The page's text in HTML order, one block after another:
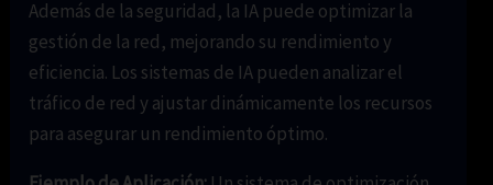
Además de la seguridad, la IA puede optimizar la
gestión de la red, mejorando su rendimiento y
eficiencia. Los sistemas de IA pueden analizar el
tráfico de red y ajustar dinámicamente los recursos
para asegurar un rendimiento óptimo.